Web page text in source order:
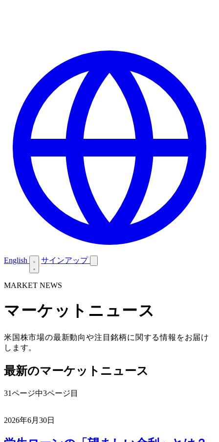
English サインアップ
MARKET NEWS
マーケットニュース
米国株市場の最新動向や注目銘柄に関する情報をお届け
します。
最新のマーケットニュース
31ページ中3ページ目
2026年6月30日